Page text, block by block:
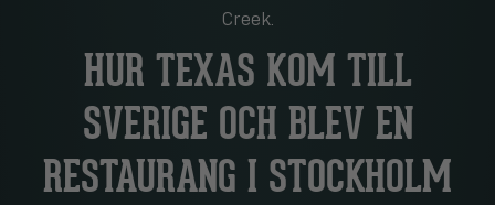
Creek.
HUR TEXAS KOM TILL
SVERIGE OCH BLEV EN
RESTAURANG I STOCKHOLM